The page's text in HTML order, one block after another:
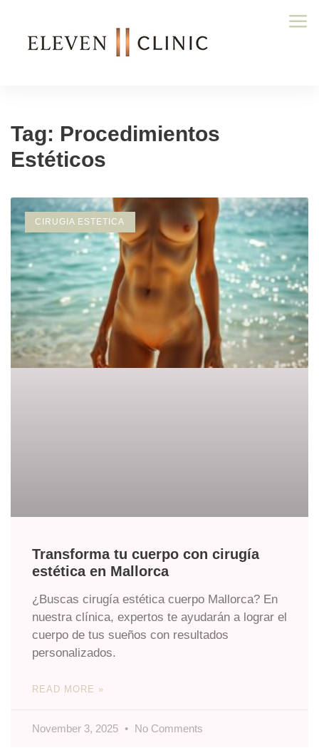
Tag: Procedimientos
Estéticos
CIRUGIA ESTETICA
Transforma tu cuerpo con cirugía
estética en Mallorca
¿Buscas cirugía estética cuerpo Mallorca? En
nuestra clínica, expertos te ayudarán a lograr el
cuerpo de tus sueños con resultados
personalizados.
READ MORE »
November 3, 2025 No Comments